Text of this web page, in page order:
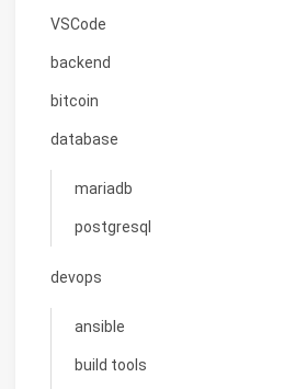
VSCode
backend
bitcoin
database
mariadb
postgresql
devops
ansible
build tools